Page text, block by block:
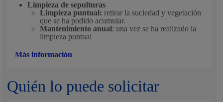
Limpieza de sepulturas
Limpieza puntual: retirar la suciedad y vegetación
que se ha podido acumular.
Mantenimiento anual: una vez se ha realizado la
limpieza puntual
Más información
Quién lo puede solicitar